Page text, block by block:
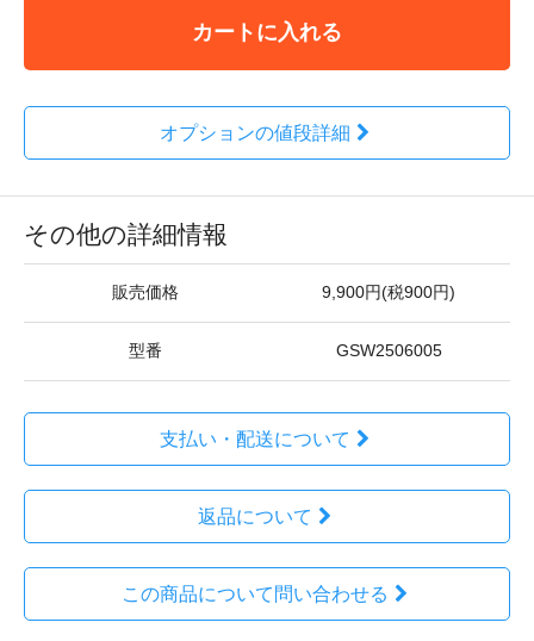
カートに入れる
オプションの値段詳細
その他の詳細情報
販売価格 9,900円(税900円)
型番 GSW2506005
支払い・配送について
返品について
この商品について問い合わせる